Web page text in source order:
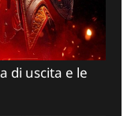
di uscita e le